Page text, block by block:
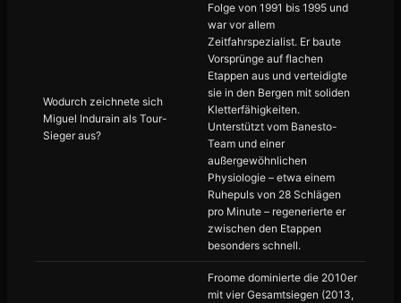
Wodurch zeichnete sich
Miguel Indurain als Tour-
Sieger aus?
Folge von 1991 bis 1995 und
war vor allem
Zeitfahrspezialist. Er baute
Vorsprünge auf flachen
Etappen aus und verteidigte
sie in den Bergen mit soliden
Kletterfähigkeiten.
Unterstützt vom Banesto-
Team und einer
außergewöhnlichen
Physiologie – etwa einem
Ruhepuls von 28 Schlägen
pro Minute – regenerierte er
zwischen den Etappen
besonders schnell.
Froome dominierte die 2010er
mit vier Gesamtsiegen (2013,